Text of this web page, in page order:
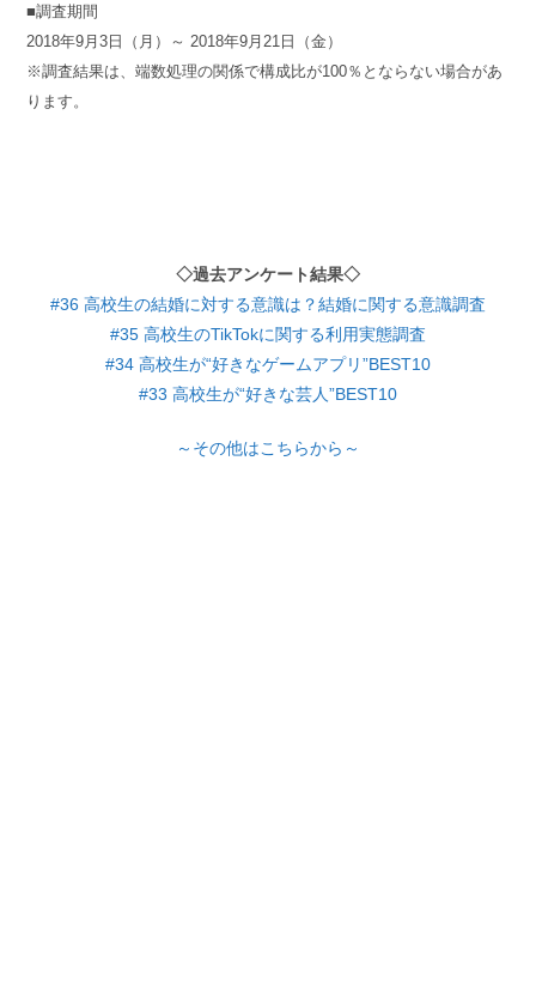
■調査期間
2018年9月3日（月）～ 2018年9月21日（金）
※調査結果は、端数処理の関係で構成比が100％とならない場合があ
ります。
◇過去アンケート結果◇
#36 高校生の結婚に対する意識は？結婚に関する意識調査
#35 高校生のTikTokに関する利用実態調査
#34 高校生が“好きなゲームアプリ”BEST10
#33 高校生が“好きな芸人”BEST10
～その他はこちらから～